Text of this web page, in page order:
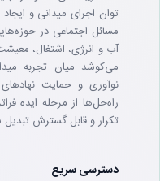
توان اجرای میدانی و
مسائل اجتماعی در
آب و انرژی، اشتغال،
می‌کوشد میان تجربه
نوآوری و حمایت نهادهای
راه‌حل‌ها از مرحله ایده
تکرار و قابل گسترش
دسترسی سریع